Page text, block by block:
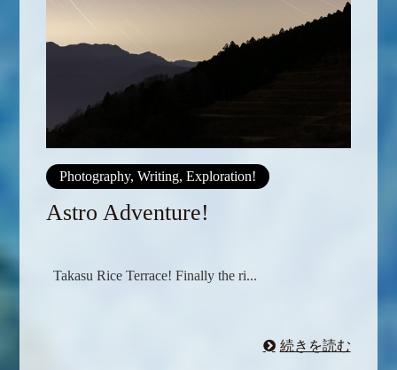
Photography, Writing, Exploration!
Astro Adventure!
Takasu Rice Terrace! Finally the ri...
続きを読む